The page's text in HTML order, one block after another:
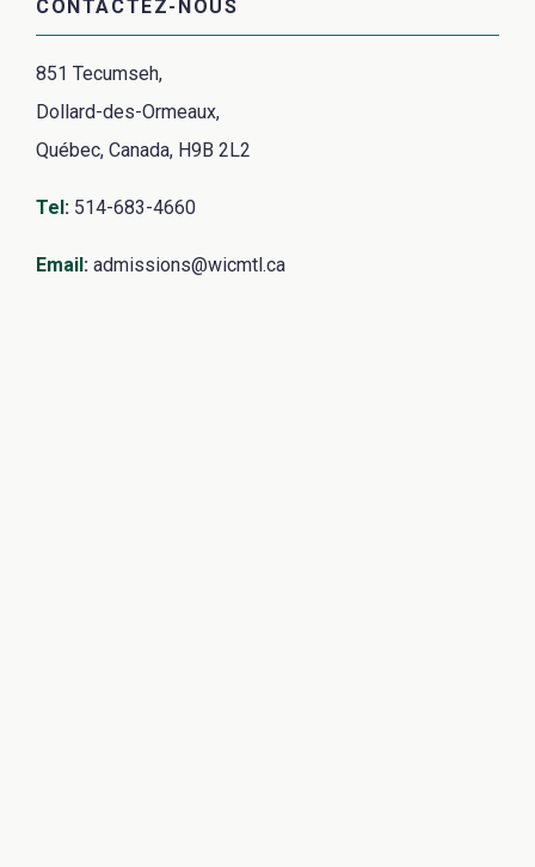
CONTACTEZ-NOUS
851 Tecumseh,
Dollard-des-Ormeaux,
Québec, Canada, H9B 2L2
Tel: 514-683-4660
Email: admissions@wicmtl.ca